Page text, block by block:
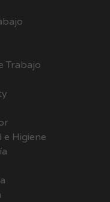
Trabajo
e Higiene